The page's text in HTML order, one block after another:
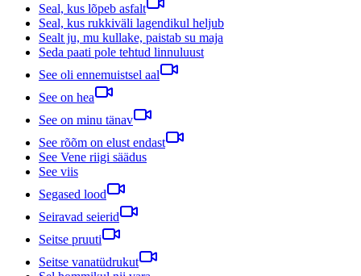
Seal, kus lõpeb asfalt
Seal, kus rukkiväli lagendikul heljub
Sealt ju, mu kullake, paistab su maja
Seda paati pole tehtud linnuluust
See oli ennemuistsel aal
See on hea
See on minu tänav
See rõõm on elust endast
See Vene riigi säädus
See viis
Segased lood
Seiravad seierid
Seitse pruuti
Seitse vanatüdrukut